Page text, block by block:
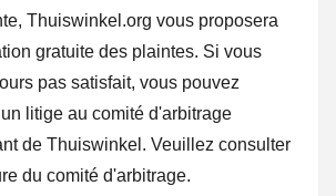
Thuiswinkel.org vous proposera
gratuite des plaintes. Si vous
pas satisfait, vous pouvez
litige au comité d'arbitrage
de Thuiswinkel. Veuillez consulter
du comité d'arbitrage.